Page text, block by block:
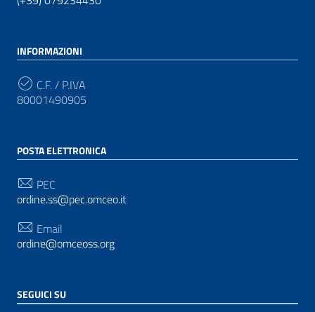
INFORMAZIONI
C.F. / P.IVA
80001490905
POSTA ELETTRONICA
PEC
ordine.ss@pec.omceo.it
Email
ordine@omceoss.org
SEGUICI SU